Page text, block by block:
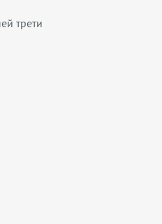
трети